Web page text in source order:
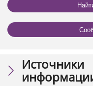
Источники